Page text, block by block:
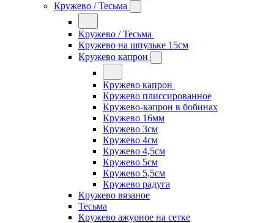
Кружево / Тесьма
Кружево / Тесьма
Кружево на шпульке 15см
Кружево капрон
Кружево капрон
Кружево плиссированное
Кружево-капрон в бобинах
Кружево 16мм
Кружево 3см
Кружево 4см
Кружево 4,5см
Кружево 5см
Кружево 5,5см
Кружево радуга
Кружево вязаное
Тесьма
Кружево ажурное на сетке